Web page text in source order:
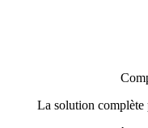
La solution complète